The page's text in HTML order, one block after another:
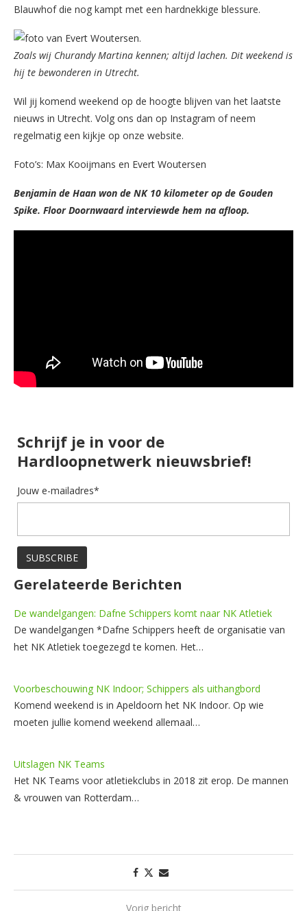
Blauwhof die nog kampt met een hardnekkige blessure.
Zoals wij Churandy Martina kennen; altijd lachen. Dit weekend is
hij te bewonderen in Utrecht.
Wil jij komend weekend op de hoogte blijven van het laatste
nieuws in Utrecht. Volg ons dan op Instagram of neem
regelmatig een kijkje op onze website.
Foto’s: Max Kooijmans en Evert Woutersen
Benjamin de Haan won de NK 10 kilometer op de Gouden
Spike. Floor Doornwaard interviewde hem na afloop.
Schrijf je in voor de
Hardloopnetwerk nieuwsbrief!
Jouw e-mailadres*
Gerelateerde Berichten
De wandelgangen: Dafne Schippers komt naar NK Atletiek
De wandelgangen *Dafne Schippers heeft de organisatie van
het NK Atletiek toegezegd te komen. Het…
Voorbeschouwing NK Indoor; Schippers als uithangbord
Komend weekend is in Apeldoorn het NK Indoor. Op wie
moeten jullie komend weekend allemaal…
Uitslagen NK Teams
Het NK Teams voor atletiekclubs in 2018 zit erop. De mannen
& vrouwen van Rotterdam…
Vorig bericht